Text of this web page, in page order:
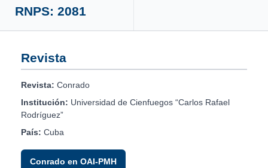
RNPS: 2081
Revista
Revista: Conrado
Institución: Universidad de Cienfuegos “Carlos Rafael
Rodríguez”
País: Cuba
Conrado en OAI-PMH